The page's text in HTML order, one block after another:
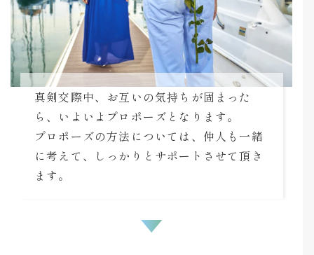
真剣交際中、お互いの気持ちが固まった
ら、いよいよプロポーズとなります。
プロポーズの方法については、仲人も一緒
に考えて、しっかりとサポートさせて頂き
ます。